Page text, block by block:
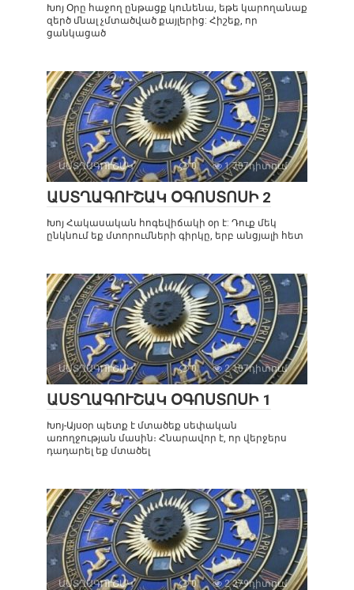
Խոյ Օրը հաջող ընթացք կունենա, եթե կարողանաք
զերծ մնալ չմտածված քայլերից: Հիշեք, որ
ցանկացած
ԱՍՏՂԱԳՈՒՇԱԿ 0 1 707դիտում
ԱՍՏՂԱԳՈՒՇԱԿ ՕԳՈՍՏՈՍԻ 2
Խոյ Հակասական հոգեվիճակի օր է: Դուք մեկ
ընկնում եք մտորումների գիրկը, երբ անցյալի հետ
ԱՍՏՂԱԳՈՒՇԱԿ 0 2 107դիտում
ԱՍՏՂԱԳՈՒՇԱԿ ՕԳՈՍՏՈՍԻ 1
Խոյ-Այսօր պետք է մտածեք սեփական
առողջության մասին։ Հնարավոր է, որ վերջերս
դադարել եք մտածել
ԱՍՏՂԱԳՈՒՇԱԿ 0 2 279դիտում